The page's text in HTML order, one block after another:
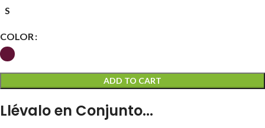
S
COLOR
ADD TO CART
Llévalo en Conjunto...